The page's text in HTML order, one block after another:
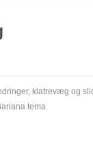
klatrevæg og
tema